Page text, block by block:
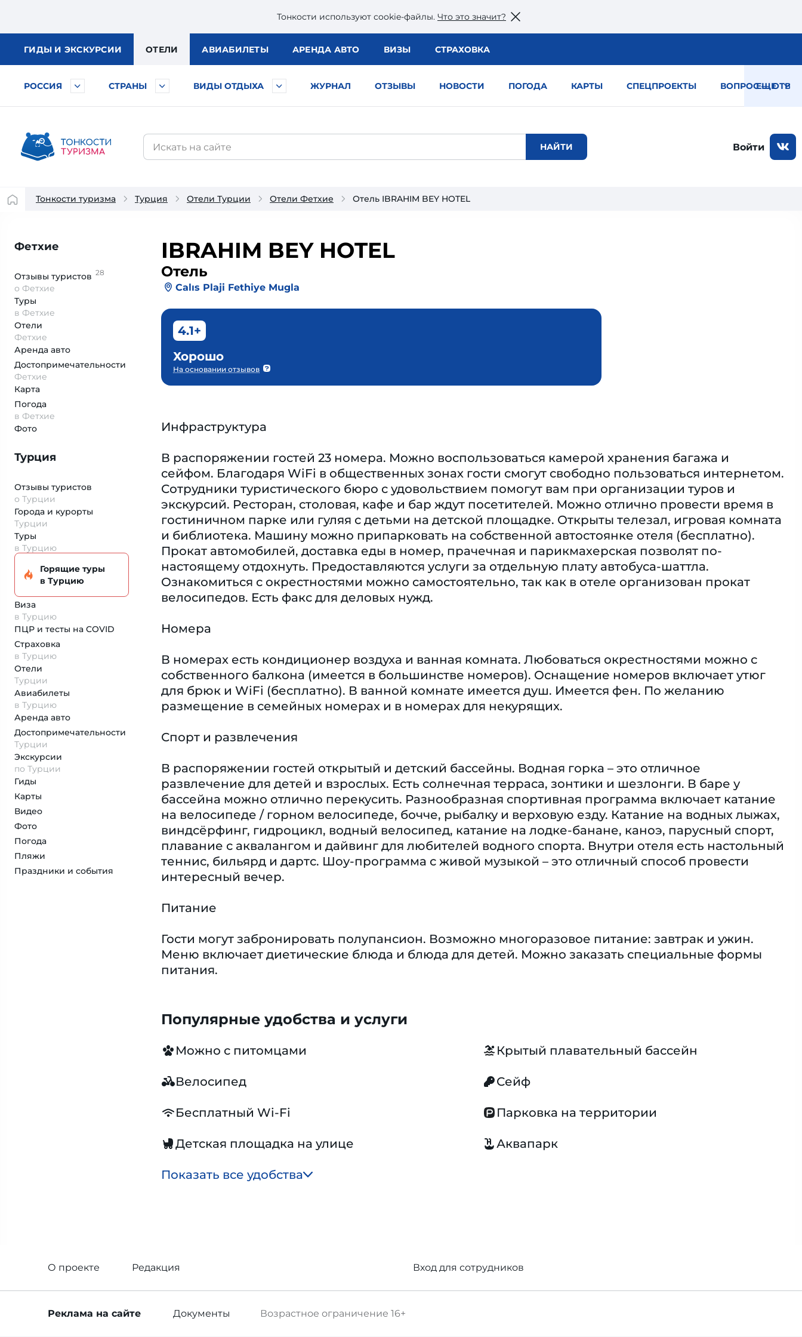
Тонкости используют сookie-файлы. Что это значит?
ГИДЫ И ЭКСКУРСИИ ОТЕЛИ АВИАБИЛЕТЫ АРЕНДА АВТО ВИЗЫ СТРАХОВКА
РОССИЯ СТРАНЫ ВИДЫ ОТДЫХА ЖУРНАЛ ОТЗЫВЫ НОВОСТИ ПОГОДА КАРТЫ СПЕЦПРОЕКТЫ ВОПРОС — ОТВЕТ
ЕЩЕ
Войти
Тонкости туризма Турция Отели Турции Отели Фетхие Отель IBRAHIM BEY HOTEL
Фетхие
Отзывы туристов 28
о Фетхие
Туры
в Фетхие
Отели
Фетхие
Аренда авто
Достопримеча­тельности
Фетхие
Карта
Погода
в Фетхие
Фото
Турция
Отзывы туристов
о Турции
Города и курорты
Турции
Туры
в Турцию
Горящие туры
в Турцию
Виза
в Турцию
ПЦР и тесты на COVID
Страховка
в Турцию
Отели
Турции
Авиабилеты
в Турцию
Аренда авто
Достопримеча­тельности
Турции
Экскурсии
по Турции
Гиды
Карты
Видео
Фото
Погода
Пляжи
Праздники и события
IBRAHIM BEY HOTEL
Отель
Calıs Plaji Fethiye Mugla
4.1+
Хорошо
На основании отзывов
Инфраструктура
В распоряжении гостей 23 номера. Можно воспользоваться камерой хранения багажа и
сейфом. Благодаря WiFi в общественных зонах гости смогут свободно пользоваться интернетом.
Сотрудники туристического бюро с удовольствием помогут вам при организации туров и
экскурсий. Ресторан, столовая, кафе и бар ждут посетителей. Можно отлично провести время в
гостиничном парке или гуляя с детьми на детской площадке. Открыты телезал, игровая комната
и библиотека. Машину можно припарковать на собственной автостоянке отеля (бесплатно).
Прокат автомобилей, доставка еды в номер, прачечная и парикмахерская позволят по-
настоящему отдохнуть. Предоставляются услуги за отдельную плату автобуса-шаттла.
Ознакомиться с окрестностями можно самостоятельно, так как в отеле организован прокат
велосипедов. Есть факс для деловых нужд.
Номера
В номерах есть кондиционер воздуха и ванная комната. Любоваться окрестностями можно с
собственного балкона (имеется в большинстве номеров). Оснащение номеров включает утюг
для брюк и WiFi (бесплатно). В ванной комнате имеется душ. Имеется фен. По желанию
размещение в семейных номерах и в номерах для некурящих.
Спорт и развлечения
В распоряжении гостей открытый и детский бассейны. Водная горка – это отличное
развлечение для детей и взрослых. Есть солнечная терраса, зонтики и шезлонги. В баре у
бассейна можно отлично перекусить. Разнообразная спортивная программа включает катание
на велосипеде / горном велосипеде, бочче, рыбалку и верховую езду. Катание на водных лыжах,
виндсёрфинг, гидроцикл, водный велосипед, катание на лодке-банане, каноэ, парусный спорт,
плавание с аквалангом и дайвинг для любителей водного спорта. Внутри отеля есть настольный
теннис, бильярд и дартс. Шоу-программа с живой музыкой – это отличный способ провести
интересный вечер.
Питание
Гости могут забронировать полупансион. Возможно многоразовое питание: завтрак и ужин.
Меню включает диетические блюда и блюда для детей. Можно заказать специальные формы
питания.
Популярные удобства и услуги
Можно с питомцами Крытый плавательный бассейн
Велосипед Сейф
Бесплатный Wi-Fi Парковка на территории
Детская площадка на улице Аквапарк
Показать все удобства
О проекте Редакция Вход для сотрудников
Возрастное ограничение 16+
Реклама на сайте Документы